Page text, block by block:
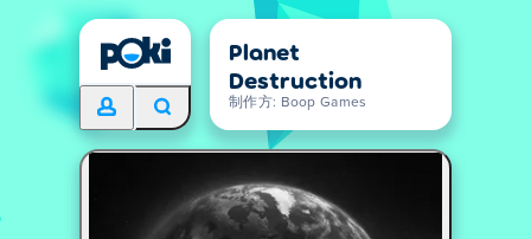
Planet
Destruction
制作方: Boop Games